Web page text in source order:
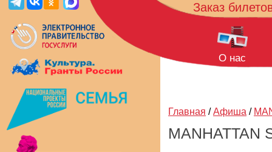
Заказ
О нас
Главная / Афиша /
MANHATTAN